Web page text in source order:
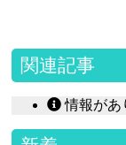
関連記事
情報があ